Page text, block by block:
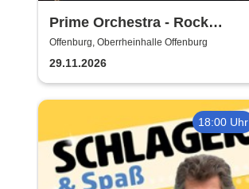
Prime Orchestra - Rock
Sympho Show
Offenburg, Oberrheinhalle Offenburg
29.11.2026
18:00 Uhr